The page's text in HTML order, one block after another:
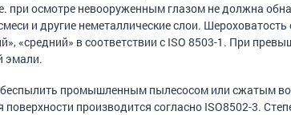
при осмотре невооруженным глазом не должна
и другие неметаллические слои.
«средний» в соответствии с ISO 8503-1. При
эмали.
промышленным пылесосом или сжатым
производится согласно ISO8502-3.